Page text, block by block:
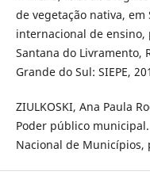
de vegetação nativa, em
internacional de ensino,
Santana do Livramento,
Grande do Sul: SIEPE,
ZIULKOSKI, Ana Paula
Poder público
Nacional de Municípios,